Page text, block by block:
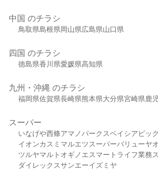
中国 のチラシ
鳥取県島根県岡山県広島県山口県
四国 のチラシ
徳島県香川県愛媛県高知県
九州・沖縄 のチラシ
福岡県佐賀県長崎県熊本県大分県宮崎県鹿
スーパー
いなげや西條アマノパークスベイシア ビッ
イオンカスミ マルエツスーパーバリューヤ
ツルヤマルト オギノ エスマート ライフ業務
ダイレックスサンエーイズミヤ